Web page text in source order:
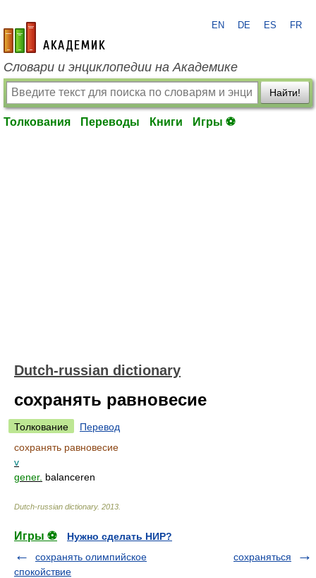
academic.ru
EN DE ES FR
Словари и энциклопедии на Академике
Найти!
Толкования Переводы Книги Игры ⚽
Dutch-russian dictionary
сохранять равновесие
Толкование
Перевод
сохранять равновесие
v
gener. balanceren
Dutch-russian dictionary. 2013
Игры ⚽
Нужно сделать НИР?
сохранять олимпийское
спокойствие
сохраняться